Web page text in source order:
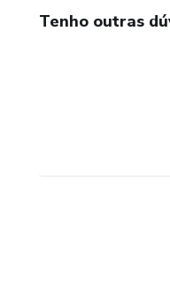
Tenho outras